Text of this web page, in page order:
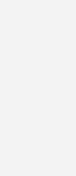
sollten
Aber das
mit
klappern
Injektage bis zum
Beton müssen
als Ursache
die
Wie von
unkritisch